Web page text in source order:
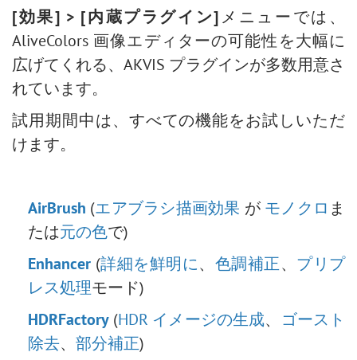
色相/彩度の調整
明るさ/コントラストの調整
カーブでの調整
レベル補正
画像のサイズ変更
ニューラル フィルター (AI)
詳細なブラシ設定
手のひらツール
ズームツール
プリセット
バレンタインデーカード
ポップアートの人物画
ポラロイド写真のコラージュ
本棚:デスクトップの壁紙作成
モザイク効果
水滴
輪郭線の効果
古い写真の効果
ぼけ味効果
階調の調整
目の色を変更する方法
人物画の編集 : 眼鏡を除去
口紅の色を選択
古い写真の修復
[効果] > [内蔵プラグイン] メニューでは、
AliveColors 画像エディターの可能性を大幅に
広げてくれる、AKVIS プラグインが多数用意さ
れています。
試用期間中は、すべての機能をお試しいただ
けます。
AirBrush (エアブラシ描画効果 が モノクロ ま
たは元の色で)
Enhancer (詳細を鮮明に、 色調補正、 プリプ
レス処理モード)
HDRFactory (HDR イメージの生成、 ゴースト
除去、 部分補正)